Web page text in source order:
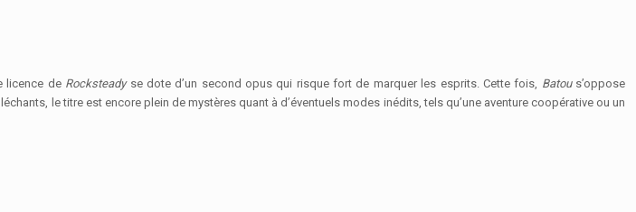
licence de Rocksteady se dote d’un second opus qui risque fort de marquer les esprits. Cette fois, Batou s’oppose
le titre est encore plein de mystères quant à d’éventuels modes inédits, tels qu’une aventure coopérative ou un